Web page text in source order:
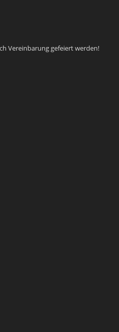
Vereinbarung gefeiert werden!